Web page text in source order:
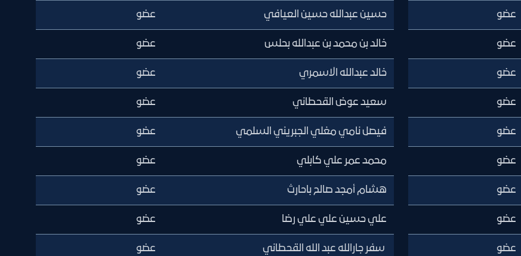
عضو
عضو
عضو
عضو
عضو
عضو
عضو
عضو
عضو
حسين عبدالله حسين العيافي عضو
خالد بن محمد بن عبدالله بحلس عضو
خالد عبدالله الاسمري عضو
سعيد عوض القحطاني عضو
فيصل نامي مغلي الجبريني السلمي عضو
محمد عمر علي كابلي عضو
هشام أمجد صالح باحارث عضو
علي حسين علي علي رضا عضو
سفر جارالله عبد الله القحطاني عضو